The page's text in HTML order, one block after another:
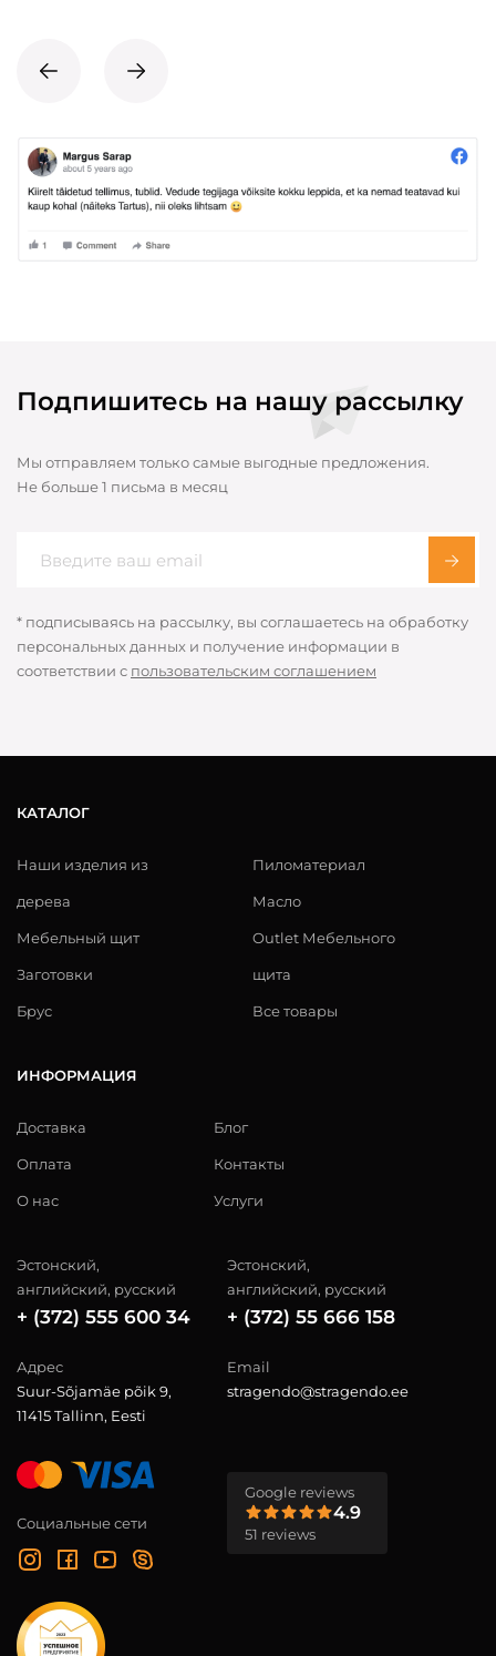
Подпишитесь на нашу рассылку
Мы отправляем только самые выгодные предложения.
Не больше 1 письма в месяц
* подписываясь на рассылку, вы соглашаетесь на обработку
персональных данных и получение информации в
соответствии с пользовательским соглашением
КАТАЛОГ
Наши изделия из
дерева
Мебельный щит
Заготовки
Брус
Пиломатериал
Масло
Outlet Мебельного
щита
Все товары
ИНФОРМАЦИЯ
Доставка
Оплата
О нас
Блог
Контакты
Услуги
Эстонский,
английский, русский
+ (372) 555 600 34
Эстонский,
английский, русский
+ (372) 55 666 158
Адрес
Suur-Sõjamäe põik 9,
11415 Tallinn, Eesti
Email
stragendo@stragendo.ee
Социальные сети
Google reviews
4.9
51 reviews